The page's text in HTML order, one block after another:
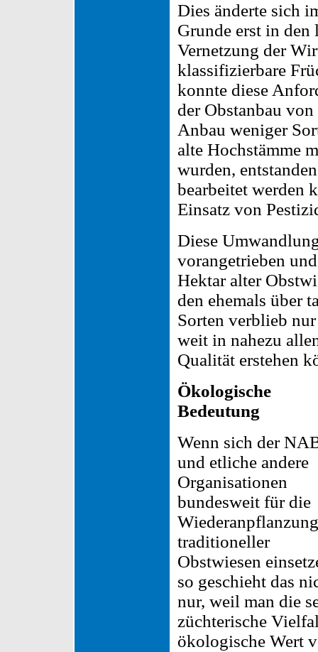
Dies änderte sich
Grunde erst in den
Vernetzung der
klassifizierbare
konnte diese
der Obstanbau
Anbau weniger
alte Hochstämme
wurden,
bearbeitet werden
Einsatz von
Diese
vorangetrieben
Hektar alter
den ehemals über
Sorten verblieb
weit in nahezu
Qualität erstehen
Ökologische
Bedeutung
Wenn sich der
und etliche andere
Organisationen
bundesweit für die
Wiederanpflanzung
traditioneller
Obstwiesen
so geschieht das
nur, weil man die
züchterische
ökologische Wert